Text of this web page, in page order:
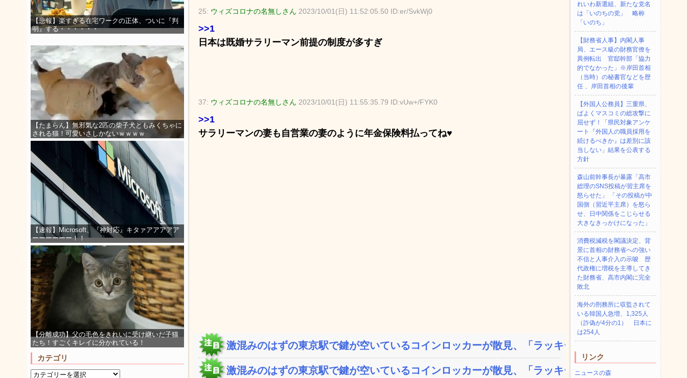
【悲報】楽すぎる在宅ワークの正体、ついに『判
明』する・・・・・・
【たまらん】無邪気な2匹の柴子犬ともみくちゃに
される猫！可愛いさしかないｗｗｗｗ
【速報】Microsoft、『神対応』キタァアアアアア
ーーーーーー！！
【分離成功】父の毛色をきれいに受け継いだ子猫
たち！すごくキレイに分かれている！
カテゴリ
25: ウィズコロナの名無しさん 2023/10/01(日) 11:52:05.50 ID:er/SvkWj0
>>1
日本は既婚サラリーマン前提の制度が多すぎ
37: ウィズコロナの名無しさん 2023/10/01(日) 11:55:35.79 ID:vUw+/FYK0
>>1
サラリーマンの妻も自営業の妻のように年金保険料払ってね♥
激混みのはずの東京駅で鍵が空いているコインロッカーが散見、「ラッキー」...
激混みのはずの東京駅で鍵が空いているコインロッカーが散見、「ラッキー」...
れいわ新選組、新たな党名
は「いのちの党」 略称
「いのち」
【財務省人事】内閣人事
局、エース級の財務官僚を
異例転出 官邸幹部「協力
的でなかった」※岸田首相
（当時）の秘書官などを歴
任 、岸田首相の後輩
【外国人公務員】三重県、
ぱよくマスコミの総攻撃に
屈せず！「県民対象アンケ
ート『外国人の職員採用を
続けるべきか』は差別に該
当しない」結果を公表する
方針
森山前幹事長が暴露「高市
総理のSNS投稿が習主席を
怒らせた」 「その投稿が中
国側（習近平主席）を怒ら
せ、日中関係をこじらせる
大きなきっかけになった」
消費税減税を閣議決定、背
景に首相の財務省への強い
不信と人事介入の示唆 歴
代政権に増税を主導してき
た財務省、高市内閣に完全
敗北
海外の刑務所に収監されて
いる韓国人急増、1,325人
（詐偽が4分の1） 日本に
は254人
リンク
ニュースの森